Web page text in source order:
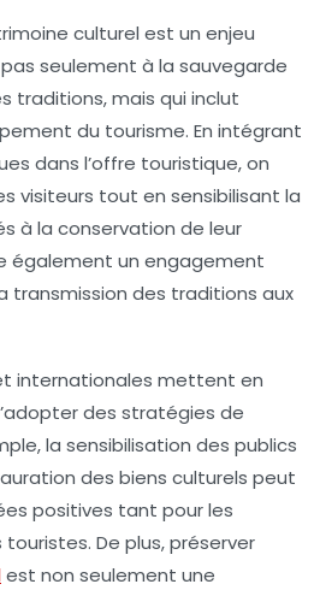
culturel est un enjeu
seulement à la sauvegarde
traditions, mais qui inclut
du tourisme. En intégrant
dans l’offre touristique, on
visiteurs tout en sensibilisant la
à la conservation de leur
également un engagement
transmission des traditions aux
internationales mettent en
des stratégies de
la sensibilisation des publics
des biens culturels peut
positives tant pour les
De plus, préserver
est non seulement une